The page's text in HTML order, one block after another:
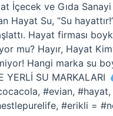
İçecek ve Gıda
Hayat Su, “Su
Hayat firması
mu? Hayır, Hayat
Hangi marka su
YERLİ SU MARKALARI
#evian, #hayat,
#erikli =